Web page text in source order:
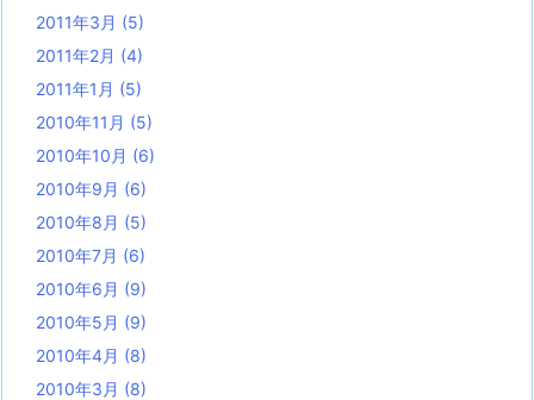
2011年3月 (5)
2011年2月 (4)
2011年1月 (5)
2010年11月 (5)
2010年10月 (6)
2010年9月 (6)
2010年8月 (5)
2010年7月 (6)
2010年6月 (9)
2010年5月 (9)
2010年4月 (8)
2010年3月 (8)